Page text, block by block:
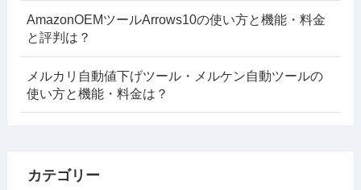
AmazonOEMツールArrows10の使い方と機能・料金
と評判は？
メルカリ自動値下げツール・メルケン自動ツールの
使い方と機能・料金は？
カテゴリー